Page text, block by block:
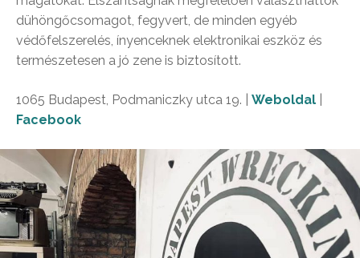
dühöngőcsomagot, fegyvert, de minden egyéb
védőfelszerelés, ínyenceknek elektronikai eszköz és
természetesen a jó zene is biztosított.
1065 Budapest, Podmaniczky utca 19. | Weboldal
Facebook